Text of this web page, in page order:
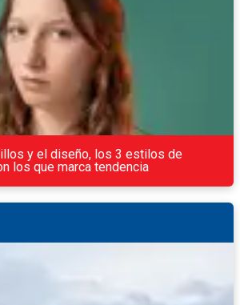
y el diseño, los 3 estilos de
los que marca tendencia